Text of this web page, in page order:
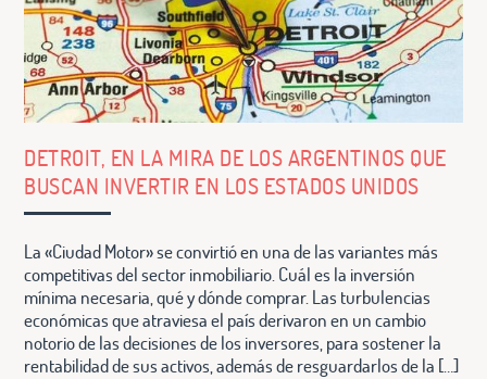
DETROIT, EN LA MIRA DE LOS ARGENTINOS QUE
BUSCAN INVERTIR EN LOS ESTADOS UNIDOS
La «Ciudad Motor» se convirtió en una de las variantes más
competitivas del sector inmobiliario. Cuál es la inversión
mínima necesaria, qué y dónde comprar. Las turbulencias
económicas que atraviesa el país derivaron en un cambio
notorio de las decisiones de los inversores, para sostener la
rentabilidad de sus activos, además de resguardarlos de la […]